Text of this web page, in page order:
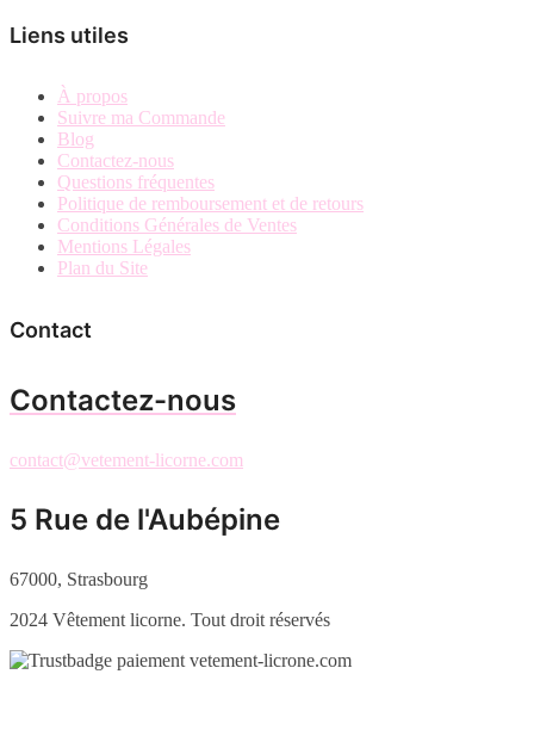
Liens utiles
À propos
Suivre ma Commande
Blog
Contactez-nous
Questions fréquentes
Politique de remboursement et de retours
Conditions Générales de Ventes
Mentions Légales
Plan du Site
Contact
Contactez-nous
contact@vetement-licorne.com
5 Rue de l'Aubépine
67000, Strasbourg
2024 Vêtement licorne. Tout droit réservés